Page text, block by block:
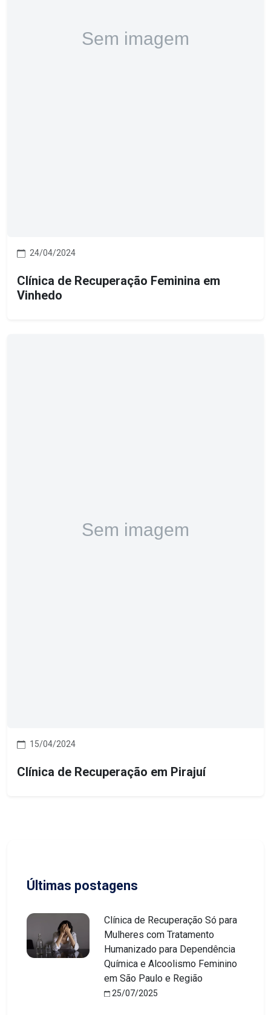
24/04/2024
Clínica de Recuperação Feminina em
Vinhedo
15/04/2024
Clínica de Recuperação em Pirajuí
Últimas postagens
Clínica de Recuperação Só para
Mulheres com Tratamento
Humanizado para Dependência
Química e Alcoolismo Feminino
em São Paulo e Região
25/07/2025